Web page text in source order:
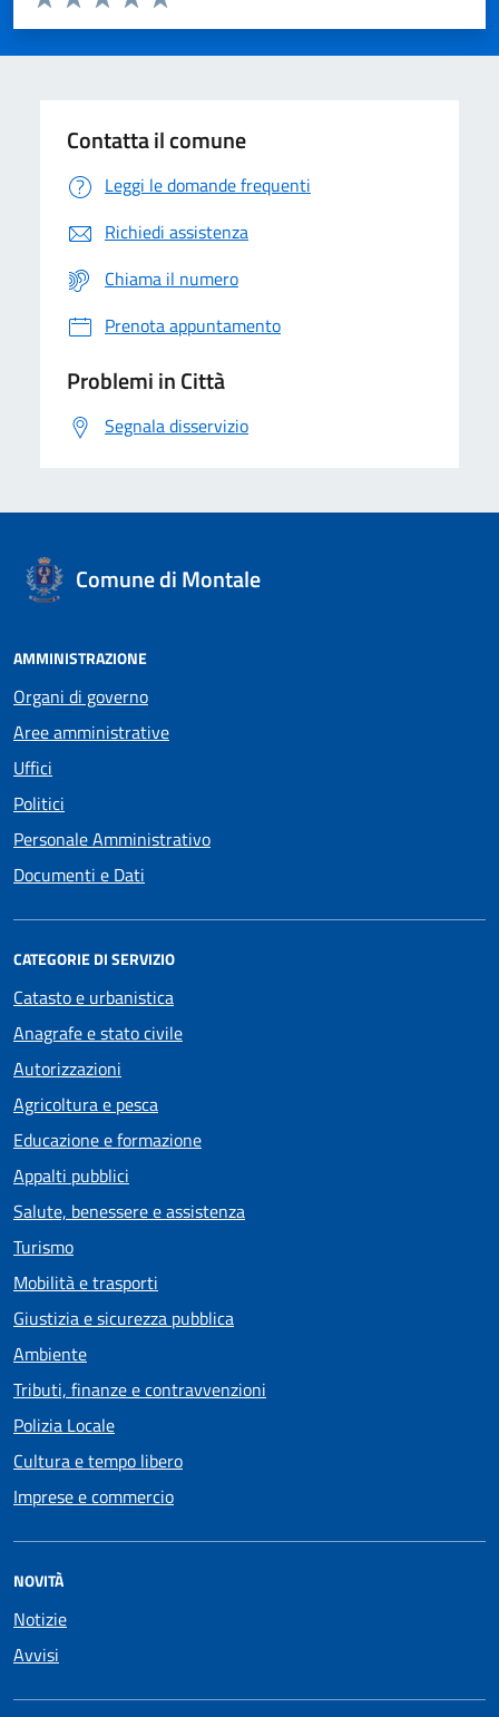
Valuta 5 stelle su 5
Valuta 4 stelle su 5
Valuta 3 stelle su 5
Valuta 2 stelle su 5
Valuta 1 stelle su 5
Contatta il comune
Leggi le domande frequenti
Richiedi assistenza
Chiama il numero
Prenota appuntamento
Problemi in Città
Segnala disservizio
Comune di Montale
AMMINISTRAZIONE
Organi di governo
Aree amministrative
Uffici
Politici
Personale Amministrativo
Documenti e Dati
CATEGORIE DI SERVIZIO
Catasto e urbanistica
Anagrafe e stato civile
Autorizzazioni
Agricoltura e pesca
Educazione e formazione
Appalti pubblici
Salute, benessere e assistenza
Turismo
Mobilità e trasporti
Giustizia e sicurezza pubblica
Ambiente
Tributi, finanze e contravvenzioni
Polizia Locale
Cultura e tempo libero
Imprese e commercio
NOVITÀ
Notizie
Avvisi